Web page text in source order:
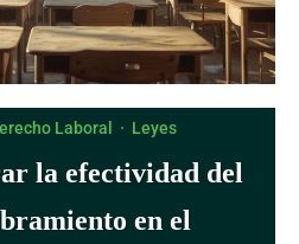
Laboral · Leyes
la efectividad del
en el